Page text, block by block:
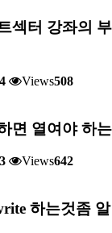
섹터 강좌의
Views508
면 열여야 하
Views642
하는것좀